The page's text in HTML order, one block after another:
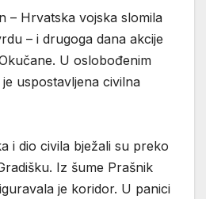
– Hrvatska vojska slomila
– i drugoga dana akcije
U oslobođenim
uspostavljena civilna
i dio civila bježali su preko
Iz šume Prašnik
je koridor. U panici